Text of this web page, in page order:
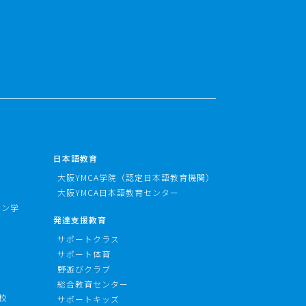
学
日本語教育
大阪YMCA学院（認定日本語教育機関）
大阪YMCA日本語教育センター
発達支援教育
サポートクラス
サポート体育
野遊びクラブ
総合教育センター
サポートキッズ